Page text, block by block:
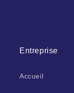
Entreprise
Accueil